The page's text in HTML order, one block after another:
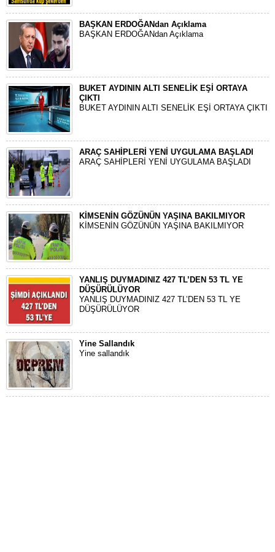
BAŞKAN ERDOĞANdan Açıklama
BAŞKAN ERDOĞANdan Açıklama
BUKET AYDININ ALTI SENELİK EŞİ ORTAYA
ÇIKTI
BUKET AYDININ ALTI SENELİK EŞİ ORTAYA ÇIKTI
ARAÇ SAHİPLERİ YENİ UYGULAMA BAŞLADI
ARAÇ SAHİPLERİ YENİ UYGULAMA BAŞLADI
KİMSENİN GÖZÜNÜN YAŞINA BAKILMIYOR
KİMSENİN GÖZÜNÜN YAŞINA BAKILMIYOR
YANLIŞ DUYMADINIZ 427 TL’DEN 53 TL YE
DÜŞÜRÜLÜYOR
YANLIŞ DUYMADINIZ 427 TL’DEN 53 TL YE
DÜŞÜRÜLÜYOR
Yine Sallandık
Yine sallandık